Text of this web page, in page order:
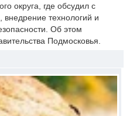
округа, где обсудил с
технологий и
Об этом
Подмосковья.